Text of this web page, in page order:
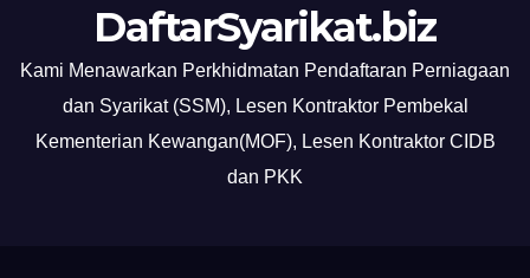
DaftarSyarikat.biz
Kami Menawarkan Perkhidmatan Pendaftaran Perniagaan
dan Syarikat (SSM), Lesen Kontraktor Pembekal
Kementerian Kewangan(MOF), Lesen Kontraktor CIDB
dan PKK